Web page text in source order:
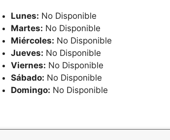
Lunes: No Disponible
Martes: No Disponible
Miércoles: No Disponible
Jueves: No Disponible
Viernes: No Disponible
Sábado: No Disponible
Domingo: No Disponible